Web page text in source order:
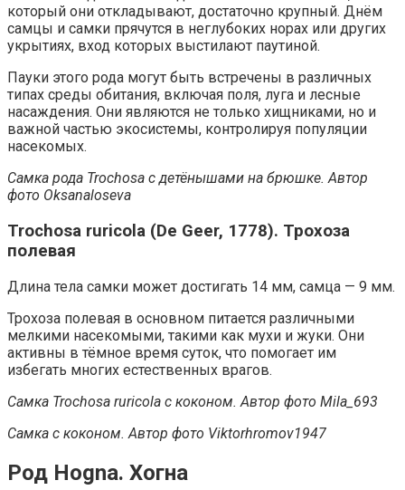
который они откладывают, достаточно крупный. Днём
самцы и самки прячутся в неглубоких норах или других
укрытиях, вход которых выстилают паутиной.
Пауки этого рода могут быть встречены в различных
типах среды обитания, включая поля, луга и лесные
насаждения. Они являются не только хищниками, но и
важной частью экосистемы, контролируя популяции
насекомых.
Самка рода Trochosa с детёнышами на брюшке. Автор
фото Oksanaloseva
Trochosa ruricola (De Geer, 1778). Трохоза
полевая
Длина тела самки может достигать 14 мм, самца — 9 мм.
Трохоза полевая в основном питается различными
мелкими насекомыми, такими как мухи и жуки. Они
активны в тёмное время суток, что помогает им
избегать многих естественных врагов.
Самка Trochosa ruricola с коконом. Автор фото Mila_693
Самка с коконом. Автор фото Viktorhromov1947
Род Hogna. Хогна